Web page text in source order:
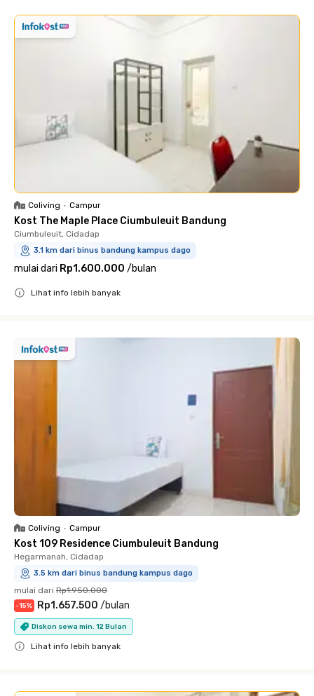
Coliving • Campur
Kost The Maple Place Ciumbuleuit Bandung
Ciumbuleuit, Cidadap
3.1 km dari binus bandung kampus dago
mulai dari Rp1.600.000 /bulan
Lihat info lebih banyak
Coliving • Campur
Kost 109 Residence Ciumbuleuit Bandung
Hegarmanah, Cidadap
3.5 km dari binus bandung kampus dago
mulai dari Rp1.950.000
-15% Rp1.657.500 /bulan
Diskon sewa min. 12 Bulan
Lihat info lebih banyak